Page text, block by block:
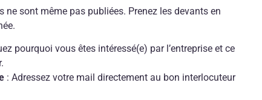
sont même pas publiées. Prenez les devants en
pourquoi vous êtes intéressé(e) par l’entreprise et ce
: Adressez votre mail directement au bon interlocuteur